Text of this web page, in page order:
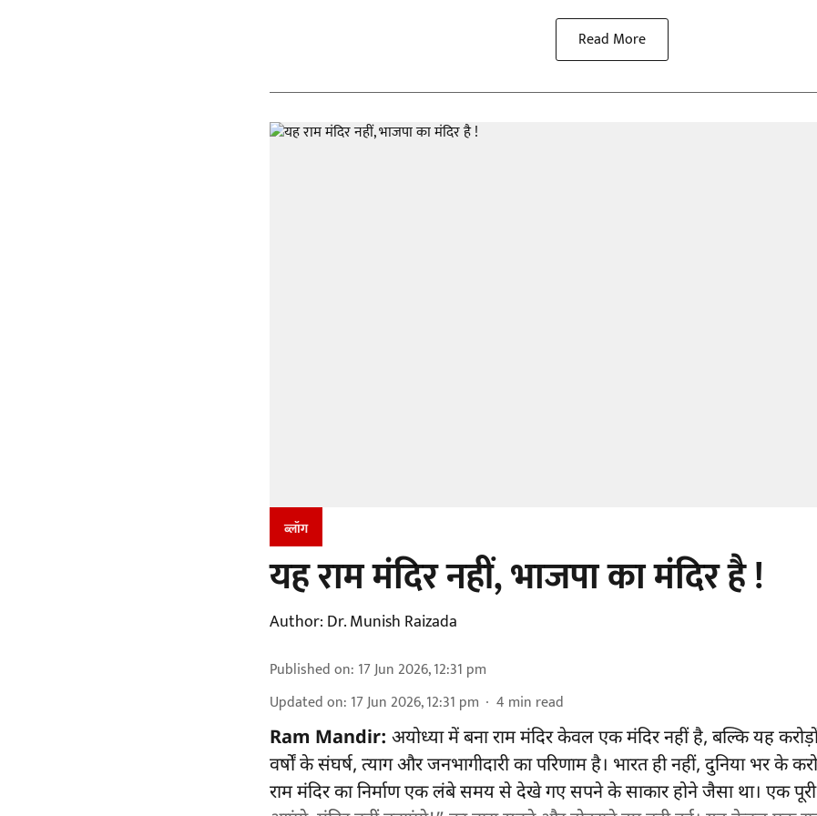
Read More
ब्लॉग
यह राम मंदिर नहीं, भाजपा का मंदिर है !
Author: Dr. Munish Raizada
Published on: 17 Jun 2026, 12:31 pm
Updated on: 17 Jun 2026, 12:31 pm 4 min read
Ram Mandir: अयोध्या में बना राम मंदिर केवल एक मंदिर नहीं है, बल्कि यह
वर्षों के संघर्ष, त्याग और जनभागीदारी का परिणाम है। भारत ही नहीं, दुनिया भर के
राम मंदिर का निर्माण एक लंबे समय से देखे गए सपने के साकार होने जैसा था। एक पूरी